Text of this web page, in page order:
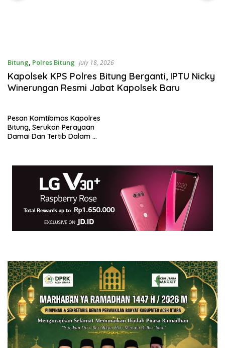
Bitung, Polres Bitung July 18, 2026
Kapolsek KPS Polres Bitung Berganti, IPTU Nicky
Winerungan Resmi Jabat Kapolsek Baru
Pesan Kamtibmas Kapolres
Bitung, Serukan Perayaan
Damai Dan Tertib Dalam